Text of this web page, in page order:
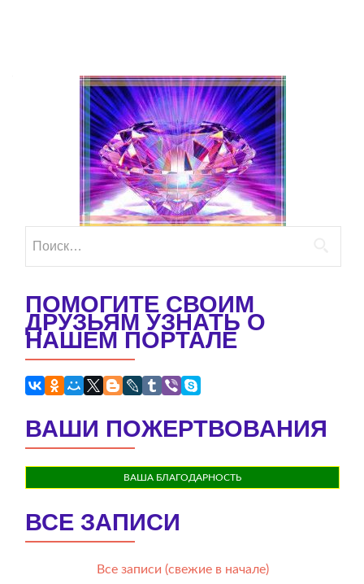
ПОМОГИТЕ СВОИМ
ДРУЗЬЯМ УЗНАТЬ О
НАШЕМ ПОРТАЛЕ
ВАШИ ПОЖЕРТВОВАНИЯ
ВАША БЛАГОДАРНОСТЬ
ВСЕ ЗАПИСИ
Все записи (свежие в начале)